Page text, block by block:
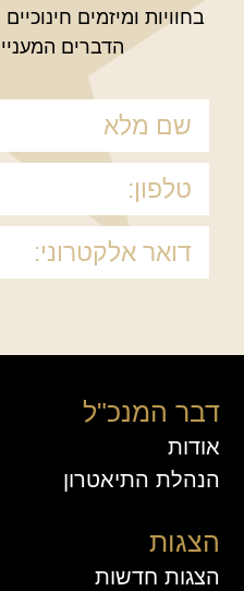
בחוויות ומיזמים
הדברים
דבר המנכ"ל
אודות
הנהלת התיאטרון
הצגות
הצגות חדשות